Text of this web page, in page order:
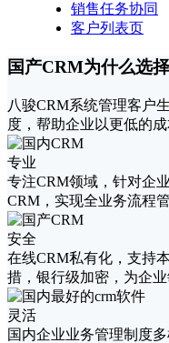
销售任务协同
客户列表页
国产CRM为什么选
八骏CRM系统管理客户
度，帮助企业以更低的
专业
专注CRM领域，针对企
CRM，实现全业务流程管
安全
在线CRM私有化，支持
措，银行级加密，为企业
灵活
国内企业业务管理制度